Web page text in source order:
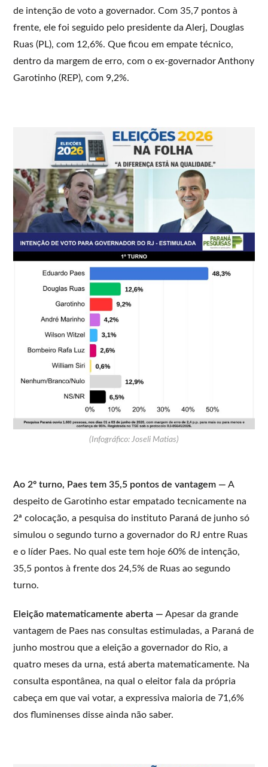
de intenção de voto a governador. Com 35,7 pontos à
frente, ele foi seguido pelo presidente da Alerj, Douglas
Ruas (PL), com 12,6%. Que ficou em empate técnico,
dentro da margem de erro, com o ex-governador Anthony
Garotinho (REP), com 9,2%.
(Infográfico: Joseli Matias)
Ao 2º turno, Paes tem 35,5 pontos de vantagem — A
despeito de Garotinho estar empatado tecnicamente na
2ª colocação, a pesquisa do instituto Paraná de junho só
simulou o segundo turno a governador do RJ entre Ruas
e o líder Paes. No qual este tem hoje 60% de intenção,
35,5 pontos à frente dos 24,5% de Ruas ao segundo
turno.
Eleição matematicamente aberta — Apesar da grande
vantagem de Paes nas consultas estimuladas, a Paraná de
junho mostrou que a eleição a governador do Rio, a
quatro meses da urna, está aberta matematicamente. Na
consulta espontânea, na qual o eleitor fala da própria
cabeça em que vai votar, a expressiva maioria de 71,6%
dos fluminenses disse ainda não saber.